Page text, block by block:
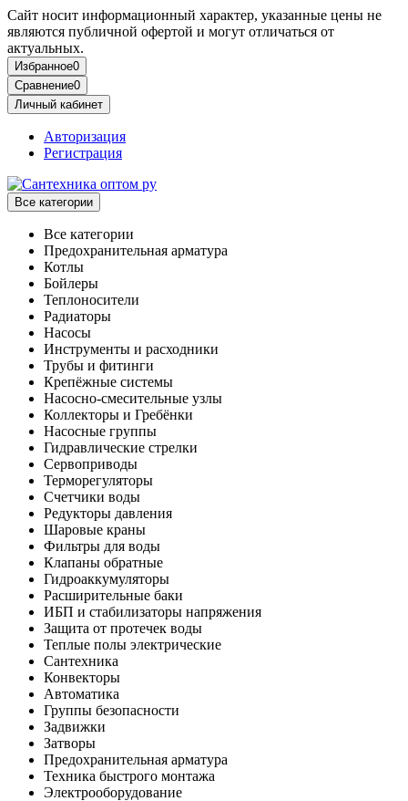
Сайт носит информационный характер, указанные цены не
являются публичной офертой и могут отличаться от
актуальных.
Избранное0
Сравнение0
Личный кабинет
Авторизация
Регистрация
Все категории
Все категории
Предохранительная арматура
Котлы
Бойлеры
Теплоносители
Радиаторы
Насосы
Инструменты и расходники
Трубы и фитинги
Крепёжные системы
Насосно-смесительные узлы
Коллекторы и Гребёнки
Насосные группы
Гидравлические стрелки
Сервоприводы
Терморегуляторы
Счетчики воды
Редукторы давления
Шаровые краны
Фильтры для воды
Клапаны обратные
Гидроаккумуляторы
Расширительные баки
ИБП и стабилизаторы напряжения
Защита от протечек воды
Теплые полы электрические
Сантехника
Конвекторы
Автоматика
Группы безопасности
Задвижки
Затворы
Предохранительная арматура
Техника быстрого монтажа
Электрооборудование